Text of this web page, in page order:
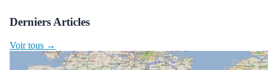
Derniers Articles
Voir tous →